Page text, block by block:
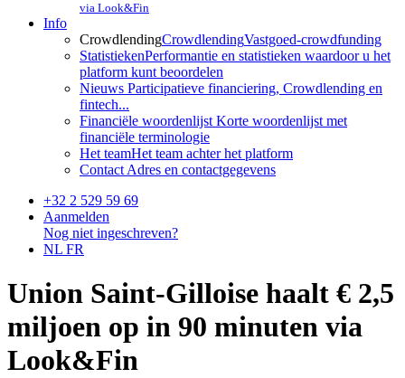
via Look&Fin
Info
CrowdlendingCrowdlendingVastgoed-crowdfunding
StatistiekenPerformantie en statistieken waardoor u het
platform kunt beoordelen
Nieuws Participatieve financiering, Crowdlending en
fintech...
Financiële woordenlijst Korte woordenlijst met
financiële terminologie
Het teamHet team achter het platform
Contact Adres en contactgegevens
+32 2 529 59 69
Aanmelden
Nog niet ingeschreven?
NL FR
Union Saint-Gilloise haalt € 2,5
miljoen op in 90 minuten via
Look&Fin